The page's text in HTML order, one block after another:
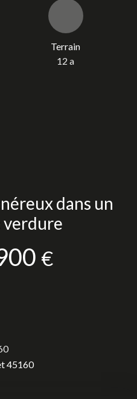
Terrain
12 a
dans un
verdure
€
45160